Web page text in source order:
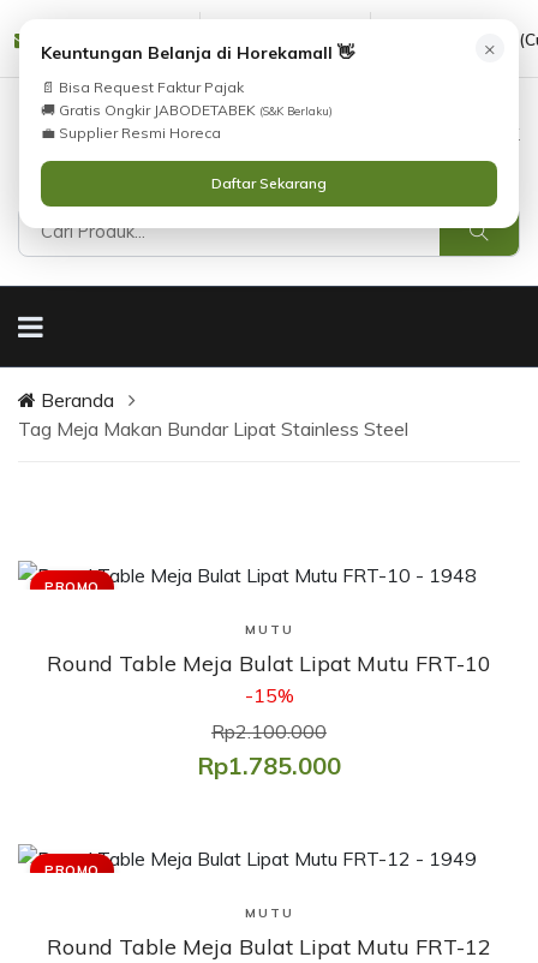
(021) 38783380 08551688000
Masuk
×
Keuntungan Belanja di Horekamall 👋
📄 Bisa Request Faktur Pajak
🚚 Gratis Ongkir JABODETABEK (S&K Berlaku)
💼 Supplier Resmi Horeca
Daftar Sekarang
Beranda
Tag Meja Makan Bundar Lipat Stainless Steel
PROMO
Lihat Produk
MUTU
Round Table Meja Bulat Lipat Mutu FRT-10
-15%
Rp2.100.000
Rp1.785.000
PROMO
Lihat Produk
MUTU
Round Table Meja Bulat Lipat Mutu FRT-12
i Tidak Menemukan Produk yang Anda Cari?
Silahkan lihatKatalog